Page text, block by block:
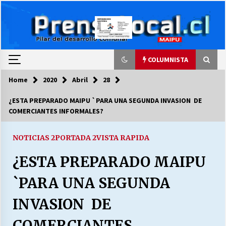
COLUMNISTA
COLUMNISTA
03/08/2026
LA DC POR SIEMPRE.RECORDANDO 69 AÑOS DE
28/07/2026
“ORGULLOSOS DE SER DC” SALUDA EL
Home 2020 Abril 28
¿ESTA PREPARADO MAIPU `PARA UNA SEGUNDA INVASION DE
COMERCIANTES INFORMALES?
NOTICIAS 2PORTADA 2VISTA RAPIDA
¿ESTA PREPARADO MAIPU
`PARA UNA SEGUNDA
INVASION DE